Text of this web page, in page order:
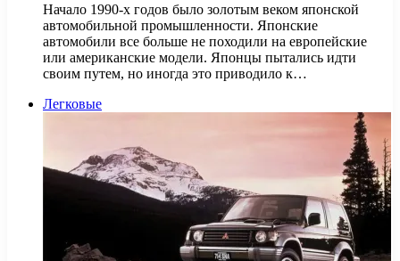
Начало 1990-х годов было золотым веком японской
автомобильной промышленности. Японские
автомобили все больше не походили на европейские
или американские модели. Японцы пытались идти
своим путем, но иногда это приводило к…
Легковые